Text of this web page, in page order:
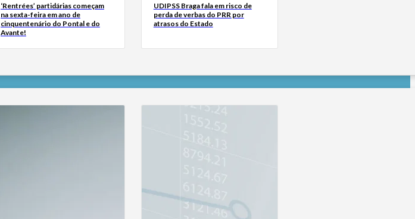
‘Rentrées’ partidárias começam
na sexta-feira em ano de
cinquentenário do Pontal e do
Avante!
UDIPSS Braga fala em risco de
perda de verbas do PRR por
atrasos do Estado